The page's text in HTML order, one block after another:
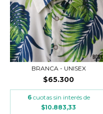
BRANCA - UNISEX
$65.300
6 cuotas sin interés de
$10.883,33